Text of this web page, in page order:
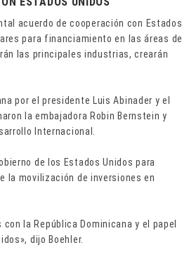
acuerdo de cooperación con Estados
para financiamiento en las áreas de
las principales industrias, crearán
por el presidente Luis Abinader y el
la embajadora Robin Bernstein y
Internacional.
de los Estados Unidos para
la movilización de inversiones en
la República Dominicana y el papel
dijo Boehler.